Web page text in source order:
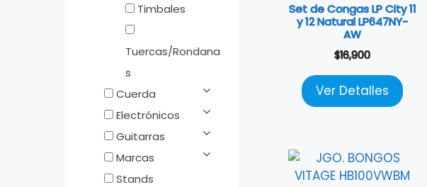
Set de Congas LP City 11
y 12 Natural LP647NY-
AW
$16,900
Ver Detalles
Timbales
Tuercas/Rondana
s
Cuerda
Electrónicos
Guitarras
Marcas
Stands